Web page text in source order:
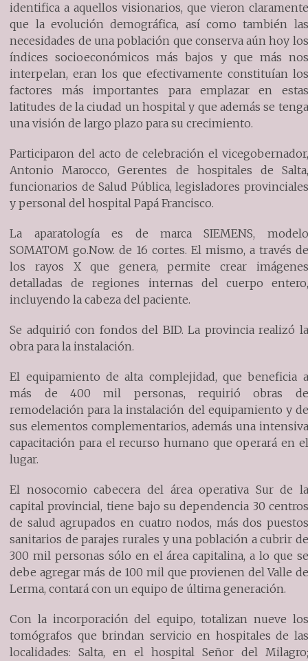
identifica a aquellos visionarios, que vieron claramente
que la evolución demográfica, así como también las
necesidades de una población que conserva aún hoy los
índices socioeconómicos más bajos y que más nos
interpelan, eran los que efectivamente constituían los
factores más importantes para emplazar en estas
latitudes de la ciudad un hospital y que además se tenga
una visión de largo plazo para su crecimiento.
Participaron del acto de celebración el vicegobernador,
Antonio Marocco, Gerentes de hospitales de Salta,
funcionarios de Salud Pública, legisladores provinciales
y personal del hospital Papá Francisco.
La aparatología es de marca SIEMENS, modelo
SOMATOM go.Now. de 16 cortes. El mismo, a través de
los rayos X que genera, permite crear imágenes
detalladas de regiones internas del cuerpo entero,
incluyendo la cabeza del paciente.
Se adquirió con fondos del BID. La provincia realizó la
obra para la instalación.
El equipamiento de alta complejidad, que beneficia a
más de 400 mil personas, requirió obras de
remodelación para la instalación del equipamiento y de
sus elementos complementarios, además una intensiva
capacitación para el recurso humano que operará en el
lugar.
El nosocomio cabecera del área operativa Sur de la
capital provincial, tiene bajo su dependencia 30 centros
de salud agrupados en cuatro nodos, más dos puestos
sanitarios de parajes rurales y una población a cubrir de
300 mil personas sólo en el área capitalina, a lo que se
debe agregar más de 100 mil que provienen del Valle de
Lerma, contará con un equipo de última generación.
Con la incorporación del equipo, totalizan nueve los
tomógrafos que brindan servicio en hospitales de las
localidades: Salta, en el hospital Señor del Milagro;